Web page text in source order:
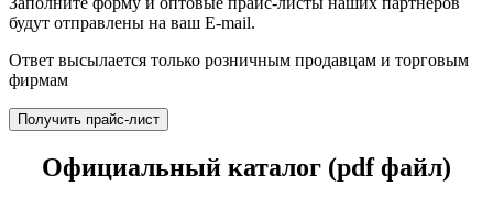
будут отправлены на ваш E-mail.
Ответ высылается только розничным продавцам и торговым
фирмам
Получить прайс-лист
Официальный каталог (pdf файл)